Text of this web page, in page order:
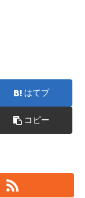
はてブ
コピー